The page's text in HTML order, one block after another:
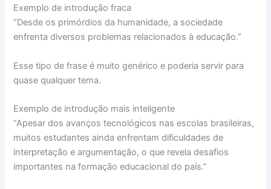
Exemplo de introdução fraca
“Desde os primórdios da humanidade, a sociedade
enfrenta diversos problemas relacionados à educação.”
Esse tipo de frase é muito genérico e poderia servir para
quase qualquer tema.
Exemplo de introdução mais inteligente
“Apesar dos avanços tecnológicos nas escolas brasileiras,
muitos estudantes ainda enfrentam dificuldades de
interpretação e argumentação, o que revela desafios
importantes na formação educacional do país.”